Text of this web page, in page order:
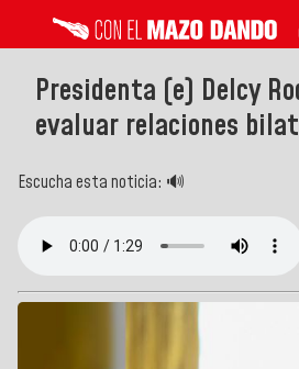
Presidenta (e) Delcy
evaluar relaciones
Escucha esta noticia: 🔊